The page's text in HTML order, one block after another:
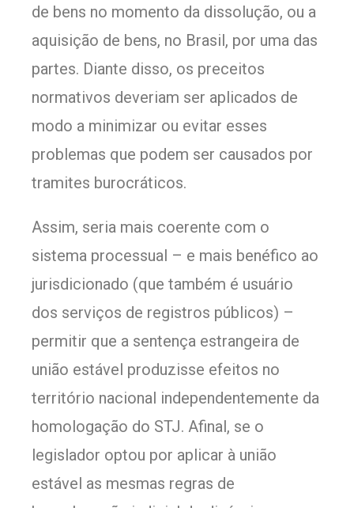
de bens no momento da dissolução, ou a
aquisição de bens, no Brasil, por uma das
partes. Diante disso, os preceitos
normativos deveriam ser aplicados de
modo a minimizar ou evitar esses
problemas que podem ser causados por
tramites burocráticos.
Assim, seria mais coerente com o
sistema processual – e mais benéfico ao
jurisdicionado (que também é usuário
dos serviços de registros públicos) –
permitir que a sentença estrangeira de
união estável produzisse efeitos no
território nacional independentemente da
homologação do STJ. Afinal, se o
legislador optou por aplicar à união
estável as mesmas regras de